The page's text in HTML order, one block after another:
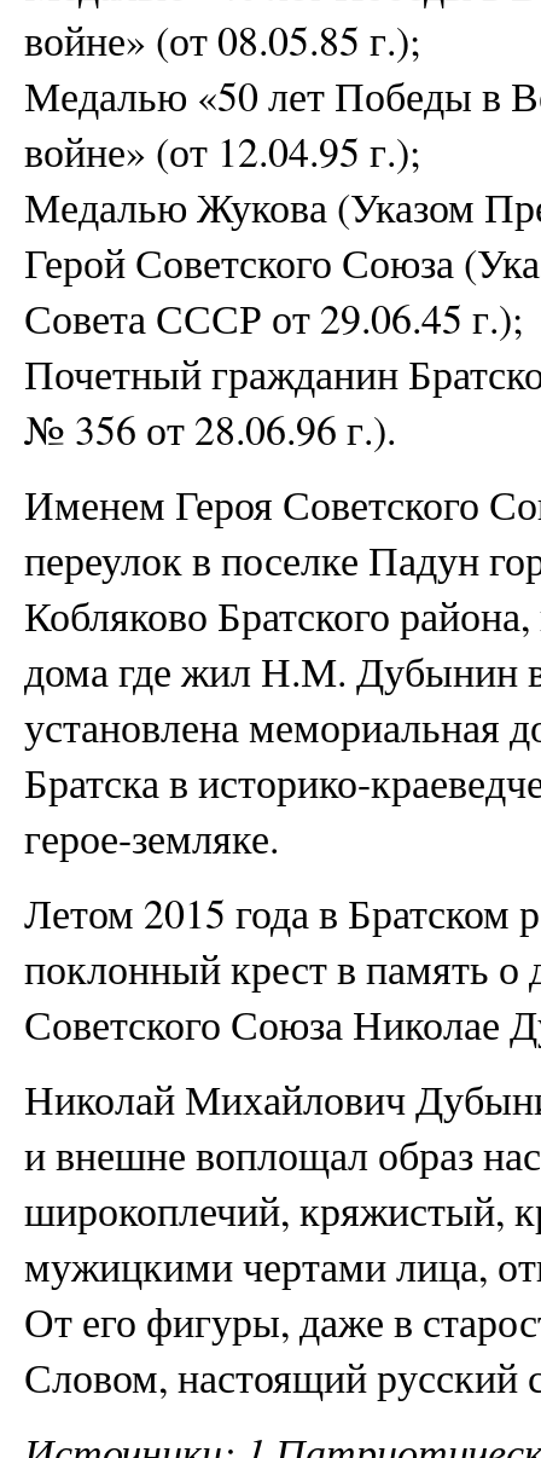
войне» (от 08.05.85 г.);
Медалью «50 лет Победы в
войне» (от 12.04.95 г.);
Медалью Жукова (Указом
Герой Советского Союза
Совета СССР от 29.06.45 г.);
Почетный гражданин
№ 356 от 28.06.96 г.).
Именем Героя Советского
переулок в поселке Падун
Кобляково Братского
дома где жил Н.М. Дубынин в
установлена мемориальная
Братска в историко-
герое-земляке.
Летом 2015 года в Братском
поклонный крест в память о
Советского Союза Николае
Николай Михайлович
и внешне воплощал образ
широкоплечий, кряжистый,
мужицкими чертами лица,
От его фигуры, даже в
Словом, настоящий русский